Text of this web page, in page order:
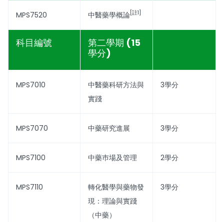
MPS7520 中醫藥學概論 [註1]
科目編號
第二學期 (15
學分)
MPS7010
中醫藥科研方法與
實踐
3學分
MPS7070 中藥研究進展 3學分
MPS7100 中藥巿場及管理 2學分
MPS7110
轉化醫學與藥物發
現：理論與實踐
（中藥）
3學分